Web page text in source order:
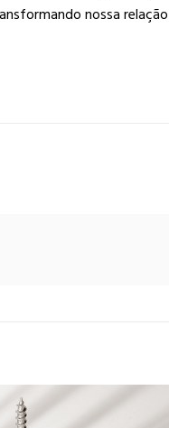
nossa